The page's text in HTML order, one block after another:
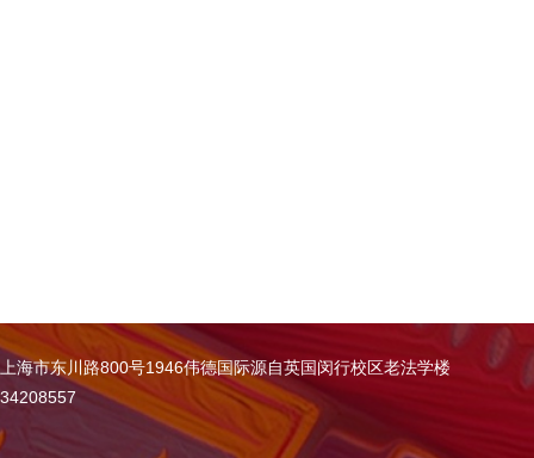
上海市东川路800号1946伟德国际源自英国闵行校区老法学楼
34208557